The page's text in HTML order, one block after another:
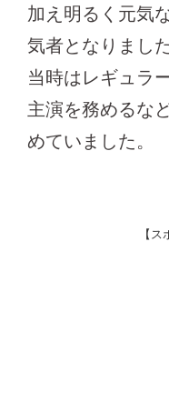
加え明るく元気
気者となりました
当時はレギュラ
主演を務めるな
めていました。
【ス